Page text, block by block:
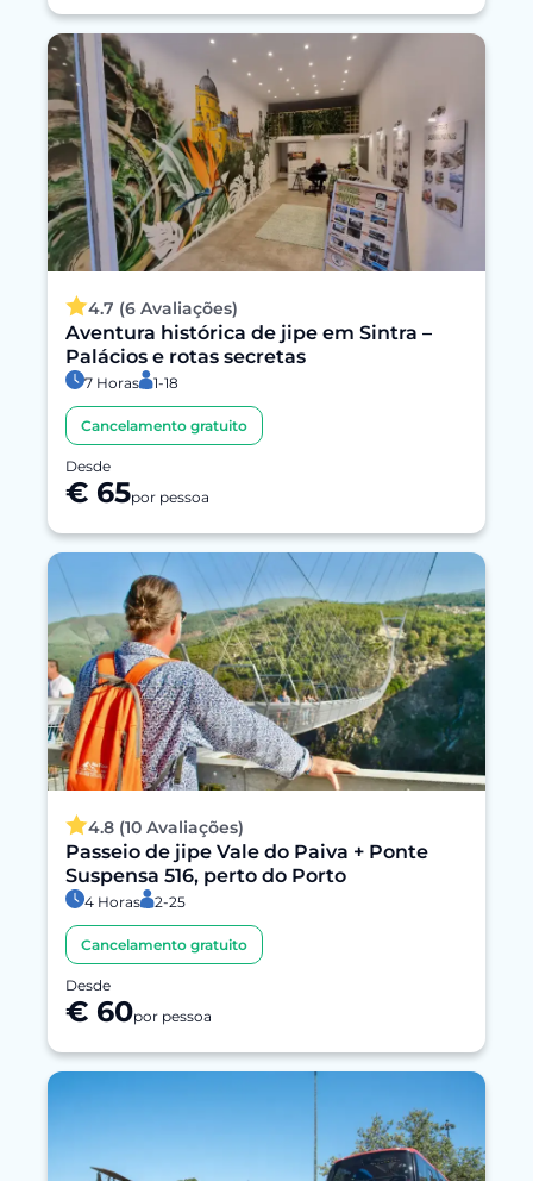
4.7 (6 Avaliações)
Aventura histórica de jipe em Sintra –
Palácios e rotas secretas
7 Horas 1-18
Cancelamento gratuito
Desde
€ 65por pessoa
4.8 (10 Avaliações)
Passeio de jipe Vale do Paiva + Ponte
Suspensa 516, perto do Porto
4 Horas 2-25
Cancelamento gratuito
Desde
€ 60por pessoa